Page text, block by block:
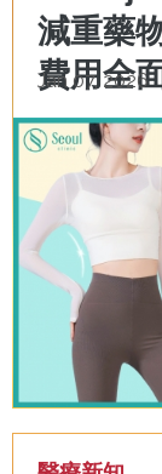
減重藥
費用全
Jan 07, 2026